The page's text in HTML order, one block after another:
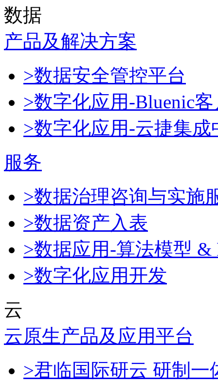
数据
产品及解决方案
>数据安全管控平台
>数字化应用-Bluenic
>数字化应用-云捷集成
服务
>数据治理咨询与实施
>数据资产入表
>数据应用-算法模型 &
>数字化应用开发
云
云原生产品及应用平台
>君临国际研云 研制